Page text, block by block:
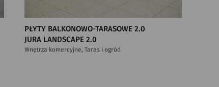
PŁYTY BALKONOWO-TARASOWE 2.0
JURA LANDSCAPE 2.0
Wnętrza komercyjne, Taras i ogród